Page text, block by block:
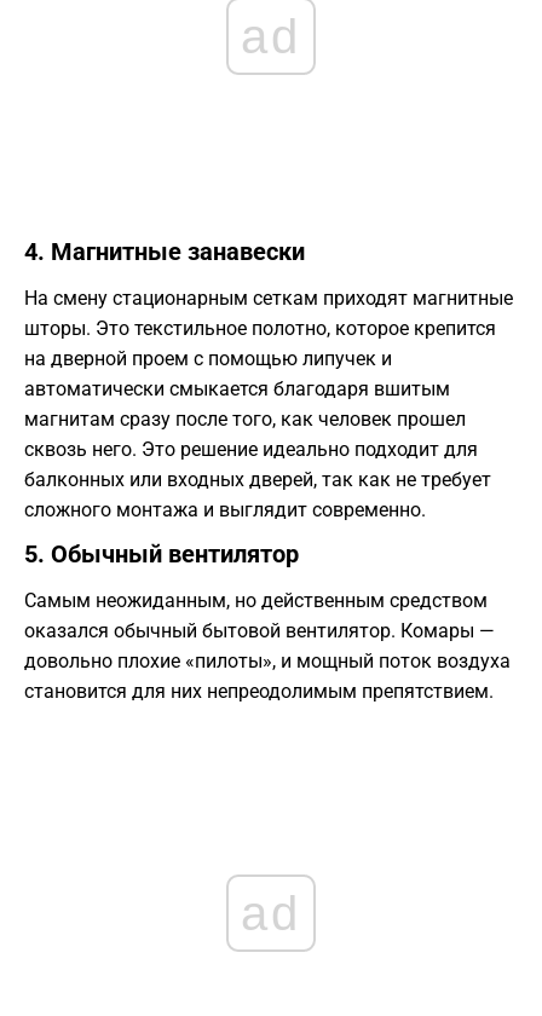
ad
​4. Магнитные занавески
​На смену стационарным сеткам приходят магнитные
шторы. Это текстильное полотно, которое крепится
на дверной проем с помощью липучек и
автоматически смыкается благодаря вшитым
магнитам сразу после того, как человек прошел
сквозь него. Это решение идеально подходит для
балконных или входных дверей, так как не требует
сложного монтажа и выглядит современно.
​5. Обычный вентилятор
​Самым неожиданным, но действенным средством
оказался обычный бытовой вентилятор. Комары —
довольно плохие «пилоты», и мощный поток воздуха
становится для них непреодолимым препятствием.
ad